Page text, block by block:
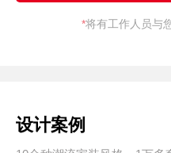
*将有工作人员与
设计案例